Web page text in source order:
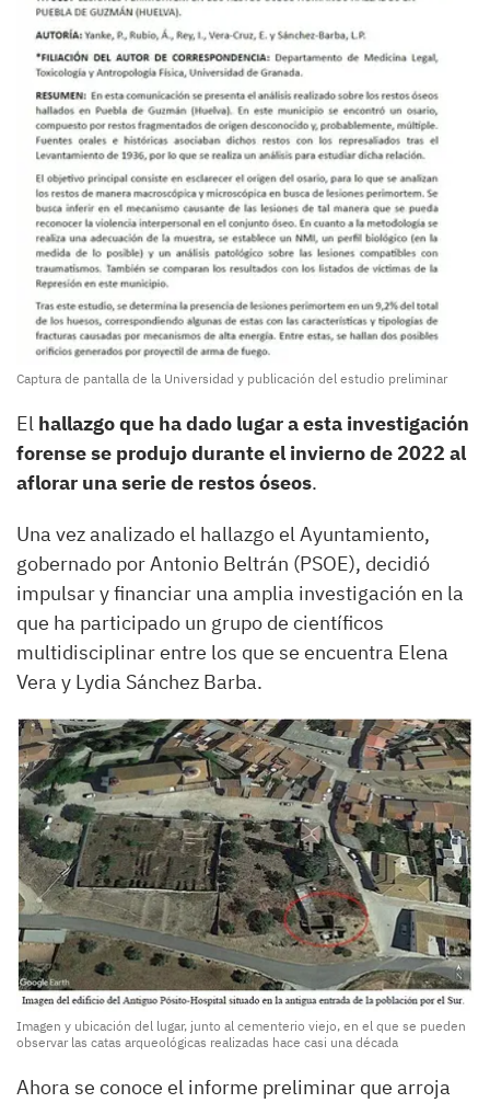
Captura de pantalla de la Universidad y publicación del estudio preliminar
El hallazgo que ha dado lugar a esta investigación
forense se produjo durante el invierno de 2022 al
aflorar una serie de restos óseos.
Una vez analizado el hallazgo el Ayuntamiento,
gobernado por Antonio Beltrán (PSOE), decidió
impulsar y financiar una amplia investigación en la
que ha participado un grupo de científicos
multidisciplinar entre los que se encuentra Elena
Vera y Lydia Sánchez Barba.
Imagen y ubicación del lugar, junto al cementerio viejo, en el que se pueden
observar las catas arqueológicas realizadas hace casi una década
Ahora se conoce el informe preliminar que arroja